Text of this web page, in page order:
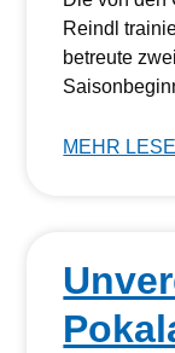
Reindl
betreute
MEHR